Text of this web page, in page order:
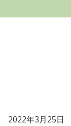
2022年3月25日